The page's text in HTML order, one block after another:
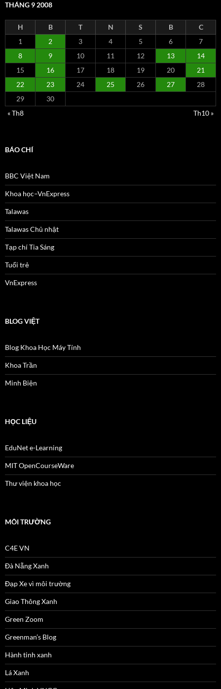
THÁNG 9 2008
H B T N S B
C
1
2 3 4 5 6
7
8
9 10 11 12 13
14
15
16 17 18 19 20
21
22
23 24 25 26 27
28
29
30
« Th8
Th10 »
BÁO CHÍ
BBC Việt Nam
Khoa học–VnExpress
Talawas
Talawas Chủ nhật
Tạp chí Tia Sáng
Tuổi trẻ
VnExpress
BLOG VIỆT
Blog Khoa Học Máy Tính
Khoa Trần
Minh Biện
HỌC LIỆU
EduNet e-Learning
MIT OpenCourseWare
Thư viện khoa học
MÔI TRƯỜNG
C4E VN
Đà Nẵng Xanh
Đạp Xe vì môi trường
Giao Thông Xanh
Green Zoom
Greenman’s Blog
Hành tinh xanh
Lá Xanh